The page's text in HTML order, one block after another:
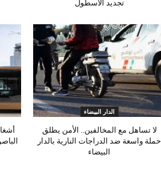
تجديد الأسطول
الدار البيضاء
لا تساهل مع المخالفين.. الأمن يطلق
حملة واسعة ضد الدراجات النارية بالدار
البيضاء